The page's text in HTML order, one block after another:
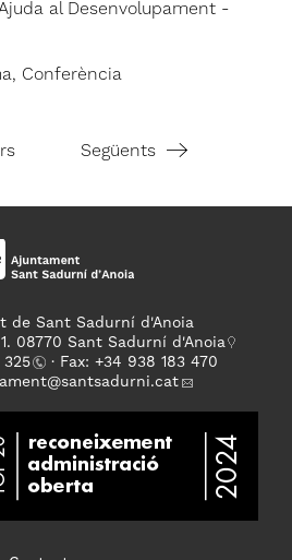
al Desenvolupament -
Conferència
Següents
de Sant Sadurní d'Anoia
08770 Sant Sadurní d'Anoia
325
· Fax: +34 938 183 470
@santsadurni.cat